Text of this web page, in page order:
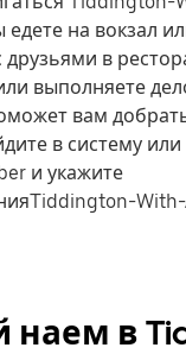
на вокзал
друзьями в
выполняете
вам
в систему или
и укажите
наем в